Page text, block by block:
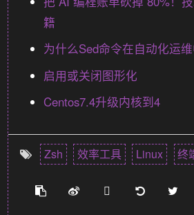
籍
为什么Sed命令在自动化运
启用或关闭图形化
Centos7.4升级内核到4
Zsh 效率工具 Linux 终